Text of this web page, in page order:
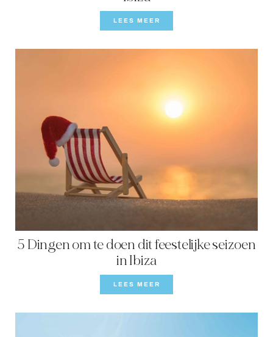
LEES MEER
5 Dingen om te doen dit feestelijke seizoen
in Ibiza
LEES MEER